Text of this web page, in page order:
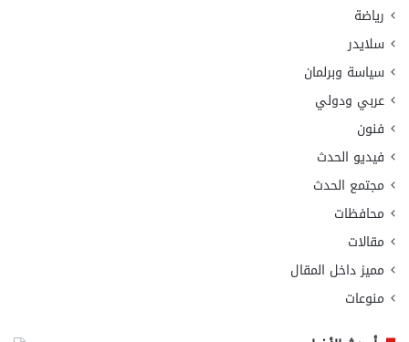
رياضة
سلايدر
سياسة وبرلمان
عربي ودولي
فنون
فيديو الحدث
مجتمع الحدث
محافظات
مقالات
مميز داخل المقال
منوعات